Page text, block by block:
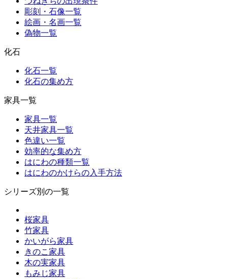
彫刻・石像一覧
絵画・名画一覧
偽物一覧
化石
化石一覧
化石の集め方
家具一覧
家具一覧
天井家具一覧
色違い一覧
効率的な集め方
はにわの種類一覧
はにわのかけらの入手方法
シリーズ別の一覧
桜家具
竹家具
かいがら家具
きのこ家具
木の実家具
もみじ家具